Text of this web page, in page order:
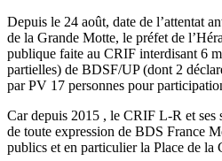
Depuis le 24 août, date de l’attentat
de la Grande Motte, le préfet de
publique faite au CRIF interdisant 6
partielles) de BDSF/UP (dont 2
par PV 17 personnes pour
Car depuis 2015 , le CRIF L-R et ses
de toute expression de BDS France
publics et en particulier la Place de la